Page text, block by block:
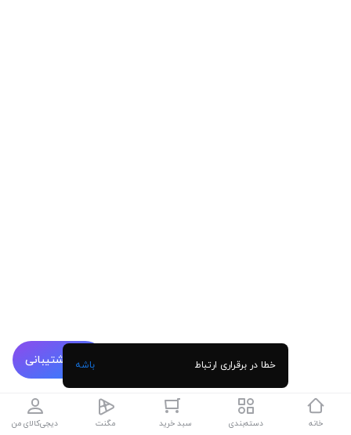
پشتیبانی
خانه دسته‌بندی سبد خرید مگنت دیجی‌کالای من
خطا در برقراری ارتباط باشه